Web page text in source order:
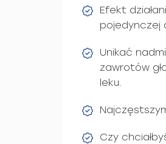
Efekt
pojedynczej
Unikać
zawrotów
leku.
Czy